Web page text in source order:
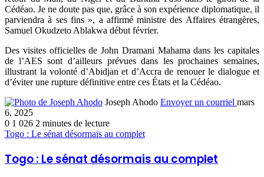
Cédéao. Je ne doute pas que, grâce à son expérience diplomatique, il
parviendra à ses fins », a affirmé ministre des Affaires étrangères,
Samuel Okudzeto Ablakwa début février.
Des visites officielles de John Dramani Mahama dans les capitales
de l’AES sont d’ailleurs prévues dans les prochaines semaines,
illustrant la volonté d’Abidjan et d’Accra de renouer le dialogue et
d’éviter une rupture définitive entre ces États et la Cédéao.
Joseph Ahodo Envoyer un courriel mars
6, 2025
0 1 026 2 minutes de lecture
Togo : Le sénat désormais au complet
Togo : Le sénat désormais au complet